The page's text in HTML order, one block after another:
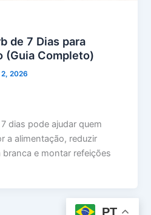
de 7 Dias para
(Guia Completo)
2, 2026
dias pode ajudar quem
a alimentação, reduzir
e montar refeições
PT